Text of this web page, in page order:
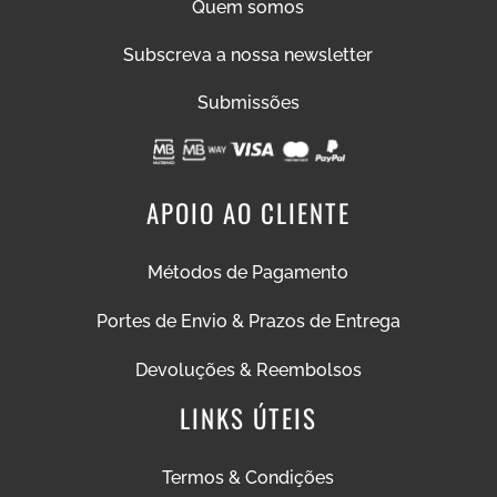
Quem somos
Subscreva a nossa newsletter
Submissões
APOIO AO CLIENTE
Métodos de Pagamento
Portes de Envio & Prazos de Entrega
Devoluções & Reembolsos
LINKS ÚTEIS
Termos & Condições